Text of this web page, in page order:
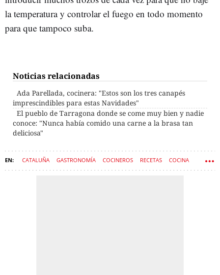
la temperatura y controlar el fuego en todo momento
para que tampoco suba.
Noticias relacionadas
Ada Parellada, cocinera: "Estos son los tres canapés
imprescindibles para estas Navidades"
El pueblo de Tarragona donde se come muy bien y nadie
conoce: "Nunca había comido una carne a la brasa tan
deliciosa"
CATALUÑA GASTRONOMÍA COCINEROS RECETAS COCINA